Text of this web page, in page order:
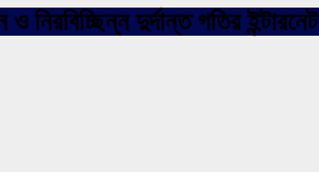
ও নিরবিচ্ছিন্ন দুর্দান্ত গতির